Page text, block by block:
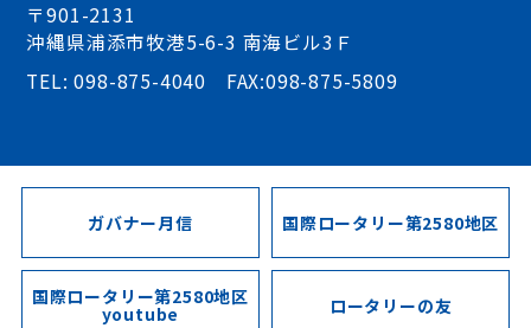
〒901-2131
沖縄県浦添市牧港5-6-3 南海ビル3Ｆ
TEL: 098-875-4040 FAX:098-875-5809
ガバナー月信 国際ロータリー第2580地区
国際ロータリー第2580地区
youtube ロータリーの友